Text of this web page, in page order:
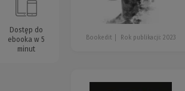
Dostęp do
ebooka w 5
minut
Bookedit Rok publikacji: 2023